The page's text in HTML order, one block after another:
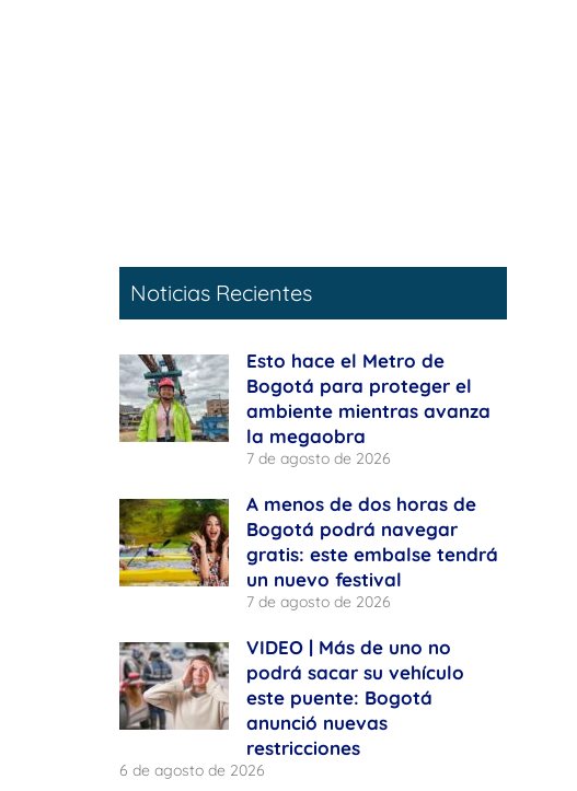
Noticias Recientes
Esto hace el Metro de
Bogotá para proteger el
ambiente mientras avanza
la megaobra
7 de agosto de 2026
A menos de dos horas de
Bogotá podrá navegar
gratis: este embalse tendrá
un nuevo festival
7 de agosto de 2026
VIDEO | Más de uno no
podrá sacar su vehículo
este puente: Bogotá
anunció nuevas
restricciones
6 de agosto de 2026